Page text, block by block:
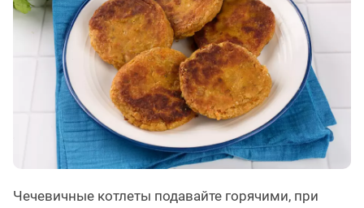
Чечевичные котлеты подавайте горячими, при